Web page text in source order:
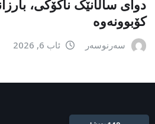
دوای ساڵانێک ناکۆکی،
کۆبوونەوە
سەرنوسەر ئاب 6, 2026